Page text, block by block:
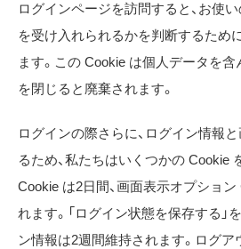
ログインページを訪問すると、お使
を受け入れられるかを判断するため
ます。この Cookie は個人データを含
を閉じると廃棄されます。
ログインの際さらに、ログイン情報
るため、私たちはいくつかの Cookie
Cookie は2日間、画面表示オプショ
れます。「ログイン状態を保存する」
ン情報は2週間維持されます。ログ